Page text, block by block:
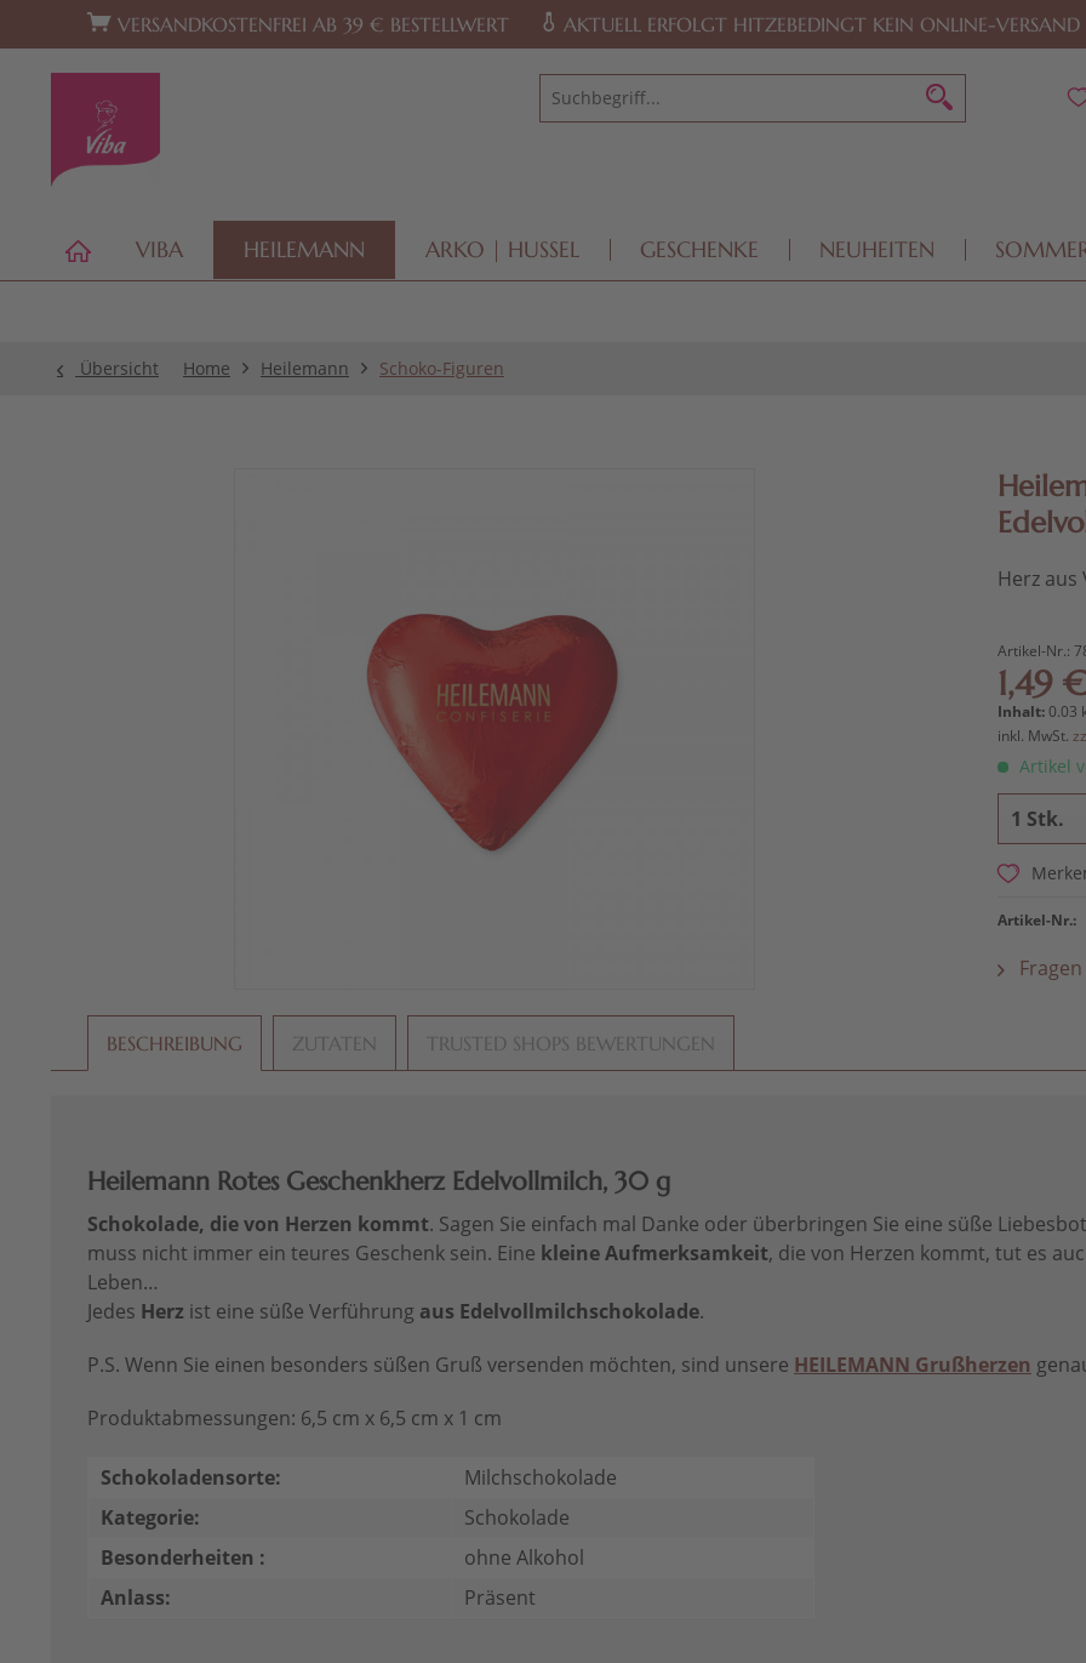
Zur Hauptnavigation springen Zum Footer springen
VERSANDKOSTENFREI AB 39 € BESTELLWERT AKTUELL ERFOLGT HITZEBEDINGT KEIN ONLINE-VERSAND
VIBA HEILEMANN ARKO | HUSSEL GESCHENKE NEUHEITEN
Übersicht Home Heilemann Schoko-Figuren
Herz aus
Artikel-Nr.:
1,49
Inhalt:0.03
inkl. MwSt.
Artikel
Artikel-Nr.:
BESCHREIBUNG ZUTATEN TRUSTED SHOPS BEWERTUNGEN
Heilemann Rotes Geschenkherz Edelvollmilch, 30 g
Schokolade, die von Herzen kommt. Sagen Sie einfach mal Danke oder überbringen Sie eine süße
muss nicht immer ein teures Geschenk sein. Eine kleine Aufmerksamkeit, die von Herzen kommt, tut es
Leben…
Jedes Herz ist eine süße Verführung aus Edelvollmilchschokolade.
P.S. Wenn Sie einen besonders süßen Gruß versenden möchten, sind unsere HEILEMANN Grußherzen
Produktabmessungen: 6,5 cm x 6,5 cm x 1 cm
Schokoladensorte:
Milchschokolade
Kategorie:
Schokolade
Besonderheiten :
ohne Alkohol
Anlass:
Präsent